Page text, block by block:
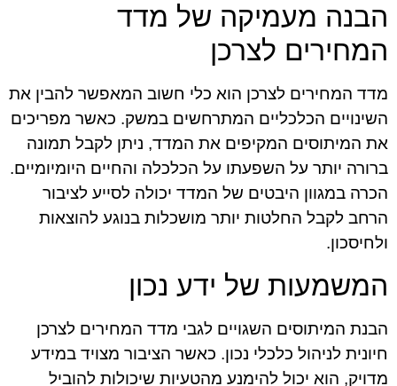
הבנה מעמיקה של מדד
המחירים לצרכן
מדד המחירים לצרכן הוא כלי חשוב המאפשר להבין את
השינויים הכלכליים המתרחשים במשק. כאשר מפריכים
את המיתוסים המקיפים את המדד, ניתן לקבל תמונה
ברורה יותר על השפעתו על הכלכלה והחיים היומיומיים.
הכרה במגוון היבטים של המדד יכולה לסייע לציבור
הרחב לקבל החלטות יותר מושכלות בנוגע להוצאות
ולחיסכון.
המשמעות של ידע נכון
הבנת המיתוסים השגויים לגבי מדד המחירים לצרכן
חיונית לניהול כלכלי נכון. כאשר הציבור מצויד במידע
מדויק, הוא יכול להימנע מהטעיות שיכולות להוביל